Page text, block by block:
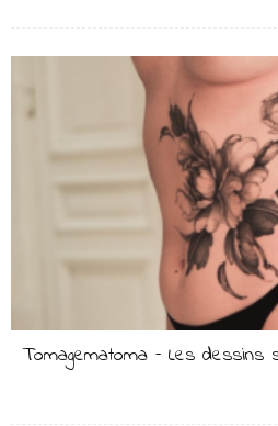
Tomagematoma – Les dessins